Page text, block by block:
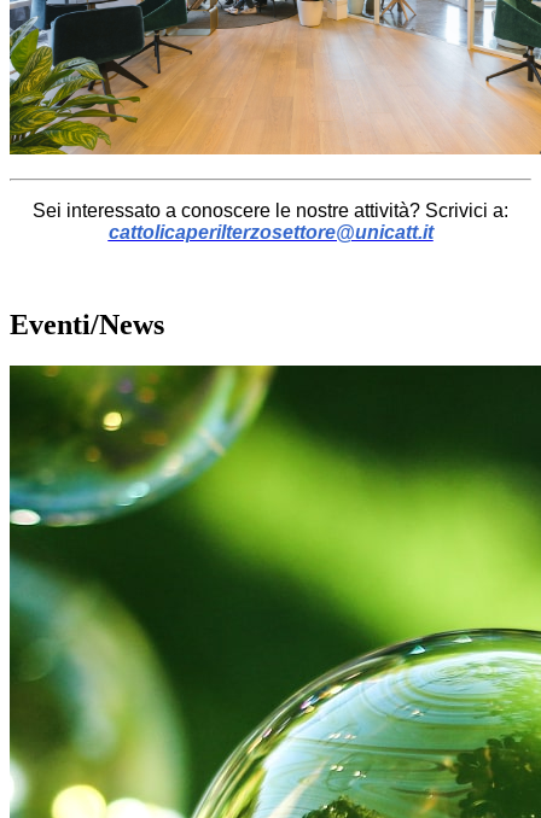
Sei interessato a conoscere le nostre attività? Scrivici a:
cattolicaperilterzosettore@unicatt.it
Eventi/News